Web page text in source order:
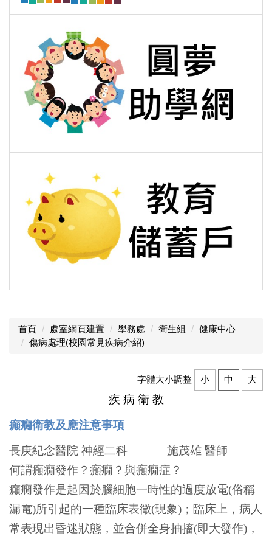
首頁 處室網頁建置 學務處 衛生組
健康中心
傷病處理(校園常見疾病介紹)
字體大小調整 小 中 大
疾 病 衛 教
癲癇衛教及應注意事項
長庚紀念醫院 神經二科 施茂雄 醫師
何謂癲癇發作？癲癇？與癲癇症？
癲癇發作是起因於腦細胞一時性的過度放電(俗稱
漏電)所引起的一種臨床表徵(現象)；臨床上，病人
常表現出昏迷狀態，並合併全身抽搐(即大發作)，